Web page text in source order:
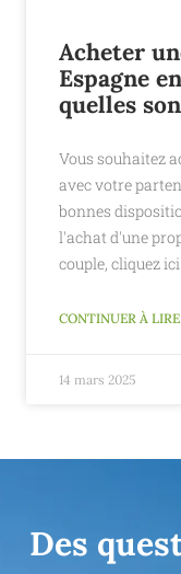
Acheter
Espagne
quelles
Vous souhaitez
avec votre
bonnes
l'achat d'une
couple, cliquez ici.
CONTINUER À
14 mars 2025
Des